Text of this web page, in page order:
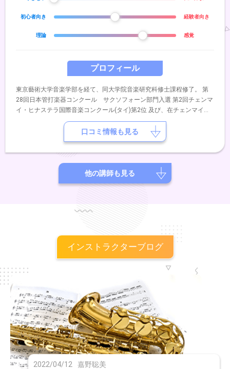
プロフィール
東京藝術大学音楽学部を経て、同大学院音楽研究科修士課程修了。 第
28回日本管打楽器コンクール サクソフォーン部門入選 第2回チェンマ
イ・ヒナステラ国際音楽コンクール(タイ)第2位 及び、在チェンマイド
イツ総領事館賞受賞。 世界的サクソフォーン奏者須川展也氏率いる
「須川展也サックスバンド」参加、アンサンブルアレンジの提供も行
う。 Tokyo Rockn Sax (東京ロックンサックス)メンバー。
初心者向き 経験者向き
理論 感覚
口コミ情報も見る
他の講師も見る
インストラクターブログ
2022/04/12 嘉野聡美